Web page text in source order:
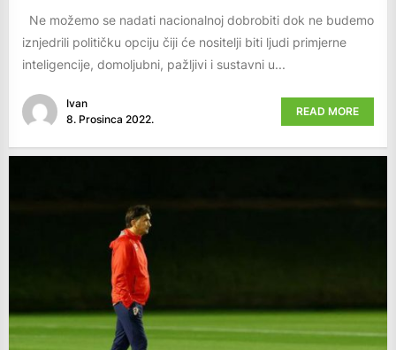
Ne možemo se nadati nacionalnoj dobrobiti dok ne budemo
iznjedrili političku opciju čiji će nositelji biti ljudi primjerne
inteligencije, domoljubni, pažljivi i sustavni u...
Ivan
8. Prosinca 2022.
READ MORE